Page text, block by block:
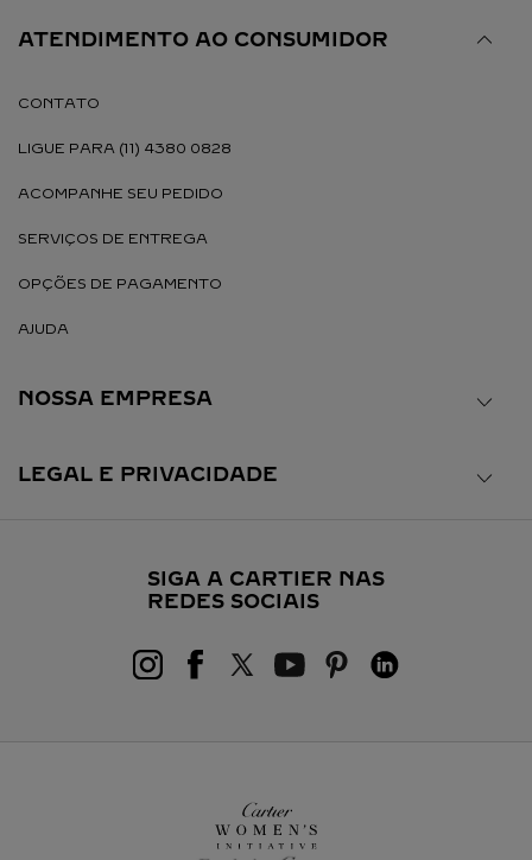
ATENDIMENTO AO CONSUMIDOR
CONTATO
LIGUE PARA (11) 4380 0828
ACOMPANHE SEU PEDIDO
SERVIÇOS DE ENTREGA
OPÇÕES DE PAGAMENTO
AJUDA
NOSSA EMPRESA
LEGAL E PRIVACIDADE
SIGA A CARTIER NAS
REDES SOCIAIS